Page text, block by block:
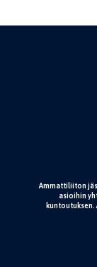
Ammattiliiton
asioihin